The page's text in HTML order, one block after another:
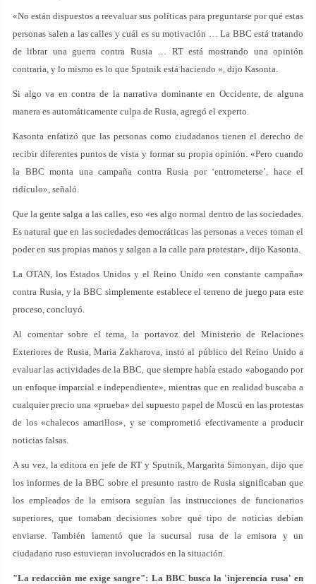
«No están dispuestos a reevaluar sus políticas para preguntarse por qué estas
personas salen a las calles y cuál es su motivación … La BBC está tratando
de librar una guerra contra Rusia … RT está mostrando una opinión
contraria, y lo mismo es lo que Sputnik está haciendo «, dijo Kasonta.
Si algo va en contra de la narrativa dominante en Occidente, de alguna
manera es automáticamente culpa de Rusia, agregó el experto.
Kasonta enfatizó que las personas como ciudadanos tienen el derecho de
recibir diferentes puntos de vista y formar su propia opinión. «Pero cuando
la BBC monta una campaña contra Rusia por ‘entrometerse’, hace el
ridículo», señaló.
Que la gente salga a las calles, eso «es algo normal dentro de las sociedades.
Es natural que en las sociedades democráticas las personas a veces toman el
poder en sus propias manos y salgan a la calle para protestar», dijo Kasonta.
La OTAN, los Estados Unidos y el Reino Unido «en constante campaña»
contra Rusia, y la BBC simplemente establece el terreno de juego para este
proceso, concluyó.
Al comentar sobre el tema, la portavoz del Ministerio de Relaciones
Exteriores de Rusia, Maria Zakharova, instó al público del Reino Unido a
evaluar las actividades de la BBC, que siempre había estado «abogando por
un enfoque imparcial e independiente», mientras que en realidad buscaba a
cualquier precio una «prueba» del supuesto papel de Moscú en las protestas
de los «chalecos amarillos», y se comprometió efectivamente a producir
noticias falsas.
A su vez, la editora en jefe de RT y Sputnik, Margarita Simonyan, dijo que
los informes de la BBC sobre el presunto rastro de Rusia significaban que
los empleados de la emisora seguían las instrucciones de funcionarios
superiores, que tomaban decisiones sobre qué tipo de noticias debían
enviarse. También lamentó que la sucursal rusa de la emisora y un
ciudadano ruso estuvieran involucrados en la situación.
"La redacción me exige sangre": La BBC busca la 'injerencia rusa' en